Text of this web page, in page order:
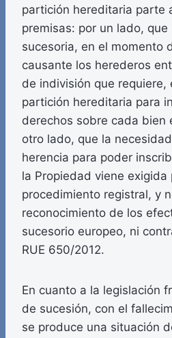
partición hereditaria parte
premisas: por un lado, que
sucesoria, en el momento
causante los herederos
de indivisión que requiere,
partición hereditaria para
derechos sobre cada bien
otro lado, que la
herencia para poder
la Propiedad viene exigida
procedimiento registral, y
reconocimiento de los
sucesorio europeo, ni
RUE 650/2012.
En cuanto a la legislación
de sucesión, con el
se produce una situación